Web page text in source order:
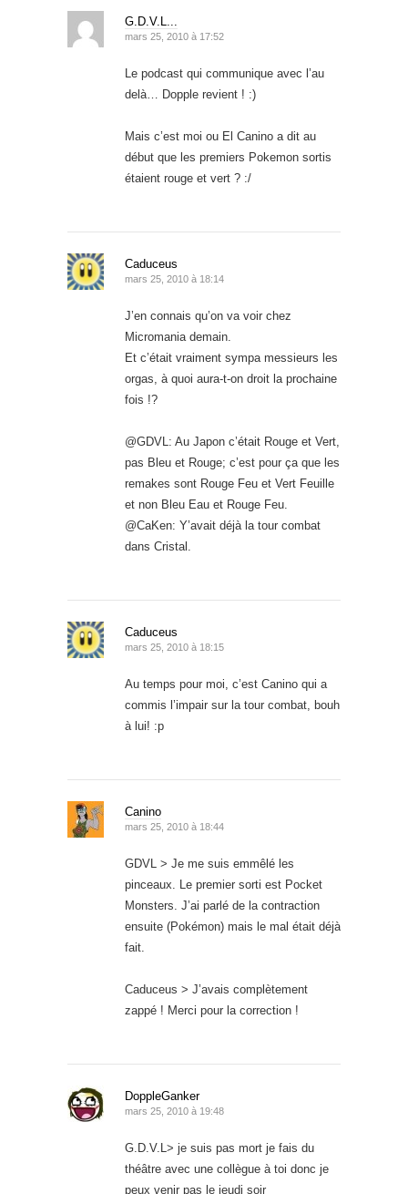
G.D.V.L...
mars 25, 2010 à 17:52
Le podcast qui communique avec l’au
delà… Dopple revient ! :)
Mais c’est moi ou El Canino a dit au
début que les premiers Pokemon sortis
étaient rouge et vert ? :/
Caduceus
mars 25, 2010 à 18:14
J’en connais qu’on va voir chez
Micromania demain.
Et c’était vraiment sympa messieurs les
orgas, à quoi aura-t-on droit la prochaine
fois !?
@GDVL: Au Japon c’était Rouge et Vert,
pas Bleu et Rouge; c’est pour ça que les
remakes sont Rouge Feu et Vert Feuille
et non Bleu Eau et Rouge Feu.
@CaKen: Y’avait déjà la tour combat
dans Cristal.
Caduceus
mars 25, 2010 à 18:15
Au temps pour moi, c’est Canino qui a
commis l’impair sur la tour combat, bouh
à lui! :p
Canino
mars 25, 2010 à 18:44
GDVL > Je me suis emmêlé les
pinceaux. Le premier sorti est Pocket
Monsters. J’ai parlé de la contraction
ensuite (Pokémon) mais le mal était déjà
fait.
Caduceus > J’avais complètement
zappé ! Merci pour la correction !
DoppleGanker
mars 25, 2010 à 19:48
G.D.V.L> je suis pas mort je fais du
théâtre avec une collègue à toi donc je
peux venir pas le jeudi soir